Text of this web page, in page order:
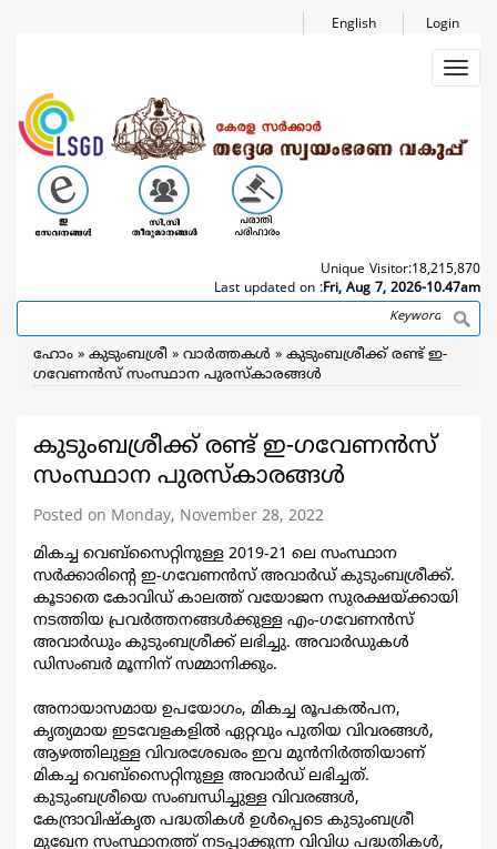
Login
English
Unique Visitor:18,215,870
Last updated on :Fri, Aug 7, 2026-10.47am
Search
Breadcrumb
ഹോം കുടുംബശ്രീ വാര്‍ത്തകള്‍
കുടുംബശ്രീക്ക് രണ്ട് ഇ-
ഗവേണന്‍സ് സംസ്ഥാന പുരസ്കാരങ്ങള്‍
കുടുംബശ്രീക്ക് രണ്ട് ഇ-ഗവേണന്‍സ്
സംസ്ഥാന പുരസ്കാരങ്ങള്‍
Posted on Monday, November 28, 2022
മികച്ച വെബ്സൈറ്റിനുള്ള 2019-21 ലെ സംസ്ഥാന
സര്‍ക്കാരിന്‍റെ ഇ-ഗവേണന്‍സ് അവാര്‍ഡ് കുടുംബശ്രീക്ക്.
കൂടാതെ കോവിഡ് കാലത്ത് വയോജന സുരക്ഷയ്ക്കായി
നടത്തിയ പ്രവര്‍ത്തനങ്ങള്‍ക്കുള്ള എം-ഗവേണന്‍സ്
അവാര്‍ഡും കുടുംബശ്രീക്ക് ലഭിച്ചു. അവാര്‍ഡുകള്‍
ഡിസംബര്‍ മൂന്നിന് സമ്മാനിക്കും.
അനായാസമായ ഉപയോഗം, മികച്ച രൂപകല്‍പന,
കൃത്യമായ ഇടവേളകളില്‍ ഏറ്റവും പുതിയ വിവരങ്ങള്‍,
ആഴത്തിലുള്ള വിവരശേഖരം ഇവ മുന്‍നിര്‍ത്തിയാണ്
മികച്ച വെബ്സൈറ്റിനുള്ള അവാര്‍ഡ് ലഭിച്ചത്.
കുടുംബശ്രീയെ സംബന്ധിച്ചുള്ള വിവരങ്ങള്‍,
കേന്ദ്രാവിഷ്കൃത പദ്ധതികള്‍ ഉള്‍പ്പെടെ കുടുംബശ്രീ
മുഖേന സംസ്ഥാനത്ത് നടപ്പാക്കുന്ന വിവിധ പദ്ധതികള്‍,